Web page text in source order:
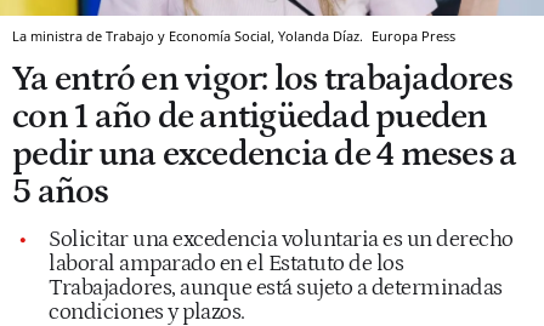
La ministra de Trabajo y Economía Social, Yolanda Díaz. Europa Press
Ya entró en vigor: los trabajadores
con 1 año de antigüedad pueden
pedir una excedencia de 4 meses a
5 años
Solicitar una excedencia voluntaria es un derecho
laboral amparado en el Estatuto de los
Trabajadores, aunque está sujeto a determinadas
condiciones y plazos.